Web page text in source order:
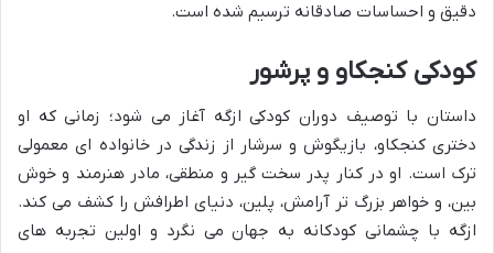
دقیق و احساسات صادقانه ترسیم شده است.
کودکی کنجکاو و پرشور
داستان با توصیف دوران کودکی ازگه آغاز می شود؛ زمانی که او
دختری کنجکاو، بازیگوش و سرشار از زندگی در خانواده ای معمولی
ترک است. او در کنار پدر سخت گیر و منطقی، مادر هنرمند و خوش
بین، و خواهر بزرگ تر آرامش، پلین، دنیای اطرافش را کشف می کند.
ازگه با چشمانی کودکانه به جهان می نگرد و اولین تجربه های